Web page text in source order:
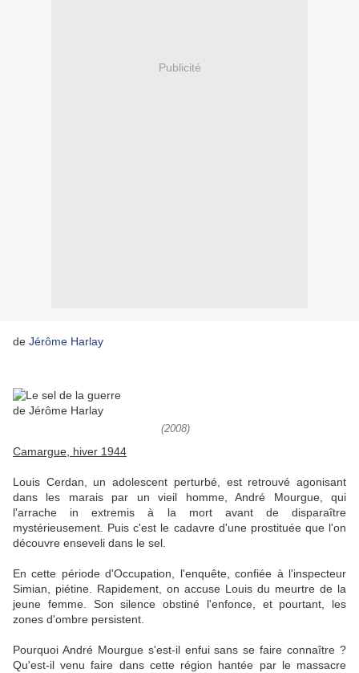
Publicité
de Jérôme Harlay
(2008)
Camargue, hiver 1944
Louis Cerdan, un adolescent perturbé, est retrouvé agonisant
dans les marais par un vieil homme, André Mourgue, qui
l'arrache in extremis à la mort avant de disparaître
mystérieusement. Puis c'est le cadavre d'une prostituée que l'on
découvre enseveli dans le sel.
En cette période d'Occupation, l'enquête, confiée à l'inspecteur
Simian, piétine. Rapidement, on accuse Louis du meurtre de la
jeune femme. Son silence obstiné l'enfonce, et pourtant, les
zones d'ombre persistent.
Pourquoi André Mourgue s'est-il enfui sans se faire connaître ?
Qu'est-il venu faire dans cette région hantée par le massacre